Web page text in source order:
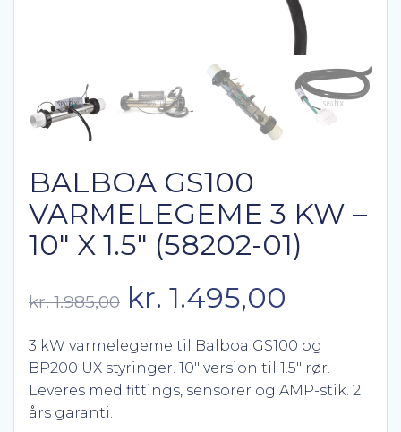
BALBOA GS100
VARMELEGEME 3 KW –
10″ X 1.5″ (58202-01)
kr.1.985,00 Den
oprindelige
pris
kr. 1.495,00
aktuelle
pris
3 kW varmelegeme til Balboa GS100 og
BP200 UX styringer. 10″ version til 1.5″ rør.
Leveres med fittings, sensorer og AMP-stik. 2
års garanti.